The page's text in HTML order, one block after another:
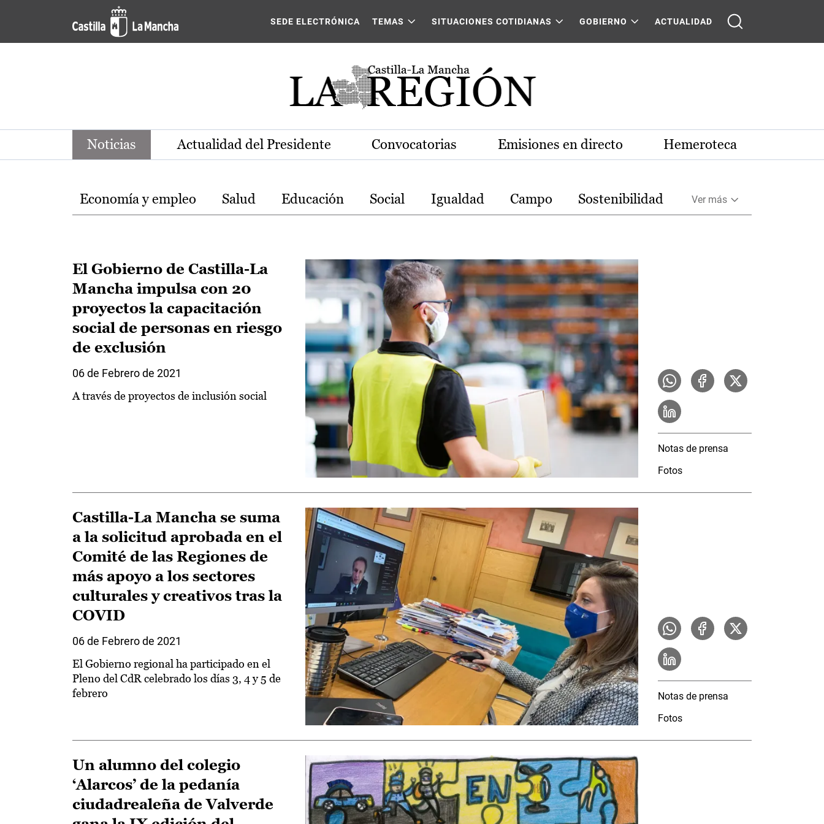
Pasar al contenido principal
Noticias de la región de Castilla-La Mancha
SEDE ELECTRÓNICA TEMAS SITUACIONES COTIDIANAS GOBIERNO ACTUALIDAD
Noticias Actualidad del Presidente Convocatorias Emisiones en directo Hemeroteca
Temas
Economía y empleo Salud Educación Social Igualdad Campo Sostenibilidad Ver más
El Gobierno de Castilla-La
Mancha impulsa con 20
proyectos la capacitación
social de personas en riesgo
de exclusión
06 de Febrero de 2021
A través de proyectos de inclusión social
Notas de prensa
Fotos
Castilla-La Mancha se suma
a la solicitud aprobada en el
Comité de las Regiones de
más apoyo a los sectores
culturales y creativos tras la
COVID
06 de Febrero de 2021
El Gobierno regional ha participado en el
Pleno del CdR celebrado los días 3, 4 y 5 de
febrero
Notas de prensa
Fotos
Un alumno del colegio
‘Alarcos’ de la pedanía
ciudadrealeña de Valverde